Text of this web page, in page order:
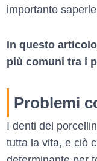
importante
In questo
più comuni tra i
Problemi
I denti del
tutta la vita, e ciò